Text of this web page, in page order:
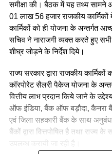
समीक्षा की। बैठक में यह तथ्य
01 लाख 56 हजार राजकीय
कार्मिकों को ही योजना के अन्तर्गत
सचिव ने नाराजगी व्यक्त करते हुए
शीघ्र जोड़ने के निर्देश दिये।
राज्य सरकार द्वारा राजकीय
कॉरपोरेट सैलरी पैकेज योजना के
वित्तीय लाभ प्रदान किये जाने के
ऑफ इंडिया, बैंक ऑफ बड़ौदा, कैनरा
एवं जिला सहकारी बैंक के साथ अनुबंध
बैंकों द्वारा वित्तपोषित है तथा राज्य